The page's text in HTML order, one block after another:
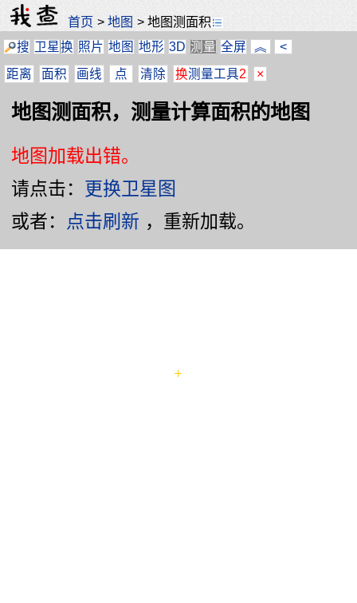
首页 >地图 >地图测面积
搜 卫星换 照片 地图 地形 3D 测量 全屏 ︽
<
距离
面积 画线 点 清除 换测量工具2 ×
地图测面积，测量计算面积的地图
地图加载出错。
请点击： 更换卫星图
或者： 点击刷新 ，重新加载。